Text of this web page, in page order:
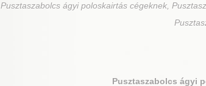
Pusztaszabolcságyi poloskairtás cégeknek,
Pusztaszabolcs ágyi